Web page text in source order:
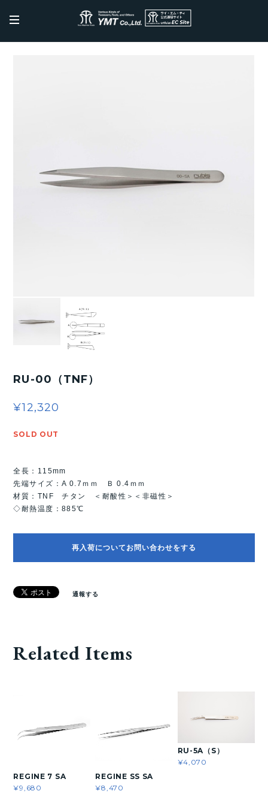
RU-00（TNF）
¥12,320
SOLD OUT
全長：115mm
先端サイズ：A 0.7ｍｍ Ｂ 0.4ｍｍ
材質：TNF チタン ＜耐酸性＞＜非磁性＞
◇耐熱温度：885℃
再入荷についてお問い合わせをする
通報する
Related Items
REGINE 7 SA
¥9,680
REGINE SS SA
¥8,470
RU-5A（S）
¥4,070